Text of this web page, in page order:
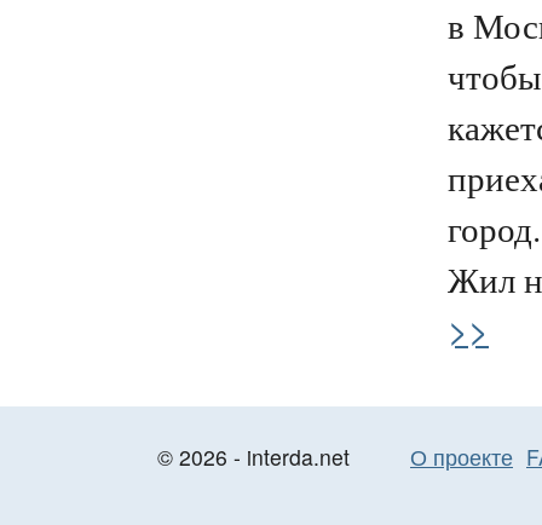
в
Жил
>>
© 2026 - interda.net О проекте